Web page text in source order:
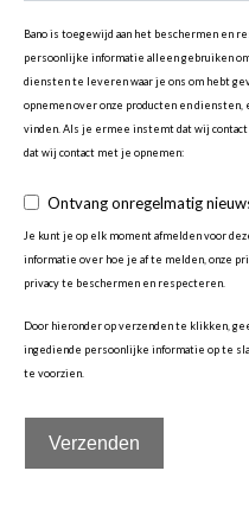
Bano is toegewijd aan het beschermen en
persoonlijke informatie alleen gebruiken
diensten te leveren waar je ons om hebt
opnemen over onze producten en
vinden. Als je ermee instemt dat wij
dat wij contact met je opnemen:
Ontvang onregelmatig
Je kunt je op elk moment afmelden voor
informatie over hoe je af te melden, onze
privacy te beschermen en respecteren.
Door hieronder op verzenden te klikken,
ingediende persoonlijke informatie op te
te voorzien.